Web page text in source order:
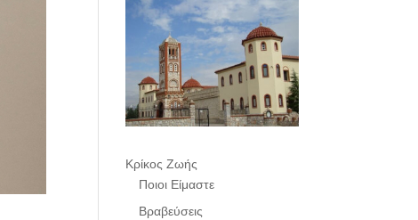
Κρίκος Ζωής
Ποιοι Είμαστε
Βραβεύσεις